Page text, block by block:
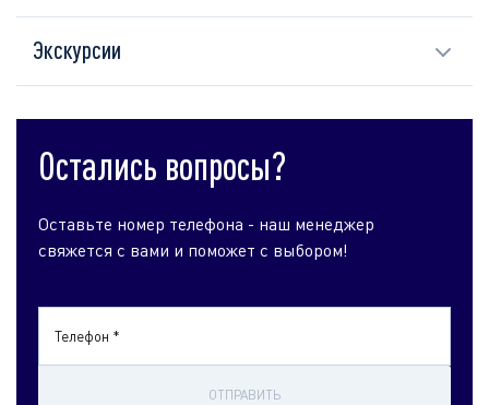
Экскурсии
Остались вопросы?
Оставьте номер телефона - наш менеджер
свяжется с вами и поможет с выбором!
Телефон *
ОТПРАВИТЬ